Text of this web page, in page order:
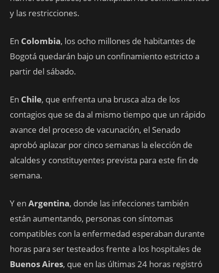
y las restricciones.
En Colombia, los ocho millones de habitantes de
Bogotá quedarán bajo un confinamiento estricto a
partir del sábado.
En Chile, que enfrenta una brusca alza de los
contagios que se da al mismo tiempo que un rápido
avance del proceso de vacunación, el Senado
aprobó aplazar por cinco semanas la elección de
alcaldes y constituyentes prevista para este fin de
semana.
Y en Argentina, donde las infecciones también
están aumentando, personas con síntomas
compatibles con la enfermedad esperaban durante
horas para ser testeados frente a los hospitales de
Buenos Aires, que en las últimas 24 horas registró